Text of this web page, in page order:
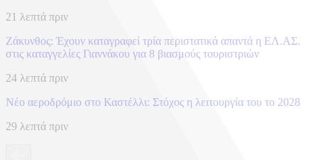
21 λεπτά πριν
Ζάκυνθος: Έχουν καταγραφεί τρία περιστατικά απαντά η ΕΛ.ΑΣ.
στις καταγγελίες Γιαννάκου για 8 βιασμούς τουριστριών
24 λεπτά πριν
Νέο αεροδρόμιο στο Καστέλλι: Στόχος η λειτουργία του το 2028
29 λεπτά πριν